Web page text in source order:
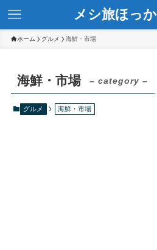
メシ旅ほっ
ホーム グルメ 海鮮・市場
海鮮・市場 – category –
グルメ 海鮮・市場